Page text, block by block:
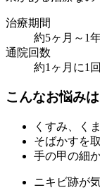
治療期間
約5ヶ月～1
通院回数
約1ヶ月に1回
こんなお悩み
くすみ、く
そばかすを
手の甲の細
ニキビ跡が